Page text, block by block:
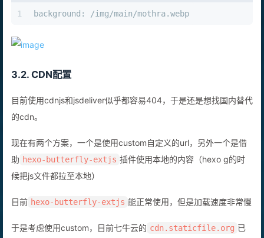
1 background: /img/main/mothra.webp
3.2. CDN配置
目前使用cdnjs和jsdeliver似乎都容易404，于是还是想找国内替代
的cdn。
现在有两个方案，一个是使用custom自定义的url，另外一个是借
助 hexo-butterfly-extjs ​插件使用本地的内容（hexo g的时
候把js文件都拉至本地）
目前 hexo-butterfly-extjs ​能正常使用，但是加载速度非常慢
于是考虑使用custom，目前七牛云的 cdn.staticfile.org ​已